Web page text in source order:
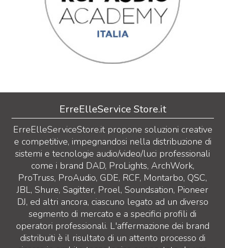
ErreElleService Store.it
ErreElleServiceStore.it propone soluzioni creative
e competitive, impegnandosi nella distribuzione di
sistemi e tecnologie audio/video/luci professionali
come i brand DAD, ProLights, ArchWork,
ProTruss, ProAudio, GDE, RCF, Montarbo, QSC,
JBL, Shure, Sagitter, Proel, Soundsation, Pioneer
DJ, ed altri ancora, ciascuno legato ad un diverso
segmento di mercato e a specifici profili di
operatori professionali. L'affermazione dei brand
distribuiti è il risultato di un attento processo di